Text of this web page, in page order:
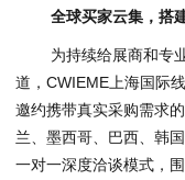
全球买家云集，搭
为持续给展商和专
道，CWIEME上海国际
邀约携带真实采购需求
兰、墨西哥、巴西、韩
一对一深度洽谈模式，